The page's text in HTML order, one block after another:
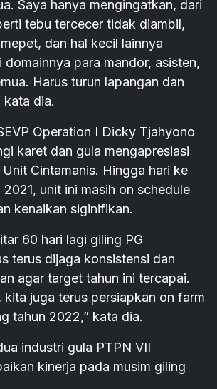
Saya hanya mengingatkan, dari
tebu tercecer tidak diambil,
dan hal kecil lainnya
domainnya para mandor, asisten,
Harus turun lapangan dan
kata dia.
Operation I Dicky Tjahyono
karet dan gula mengapresiasi
Cintamanis. Hingga hari ke
unit ini masih on schedule
kenaikan siginifikan.
60 hari lagi giling PG
terus dijaga konsistensi dan
agar target tahun ini tercapai.
kita juga terus persiapkan on farm
tahun 2022,” kata dia.
industri gula PTPN VII
kinerja pada musim giling